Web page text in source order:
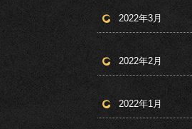
2022年3月
2022年2月
2022年1月